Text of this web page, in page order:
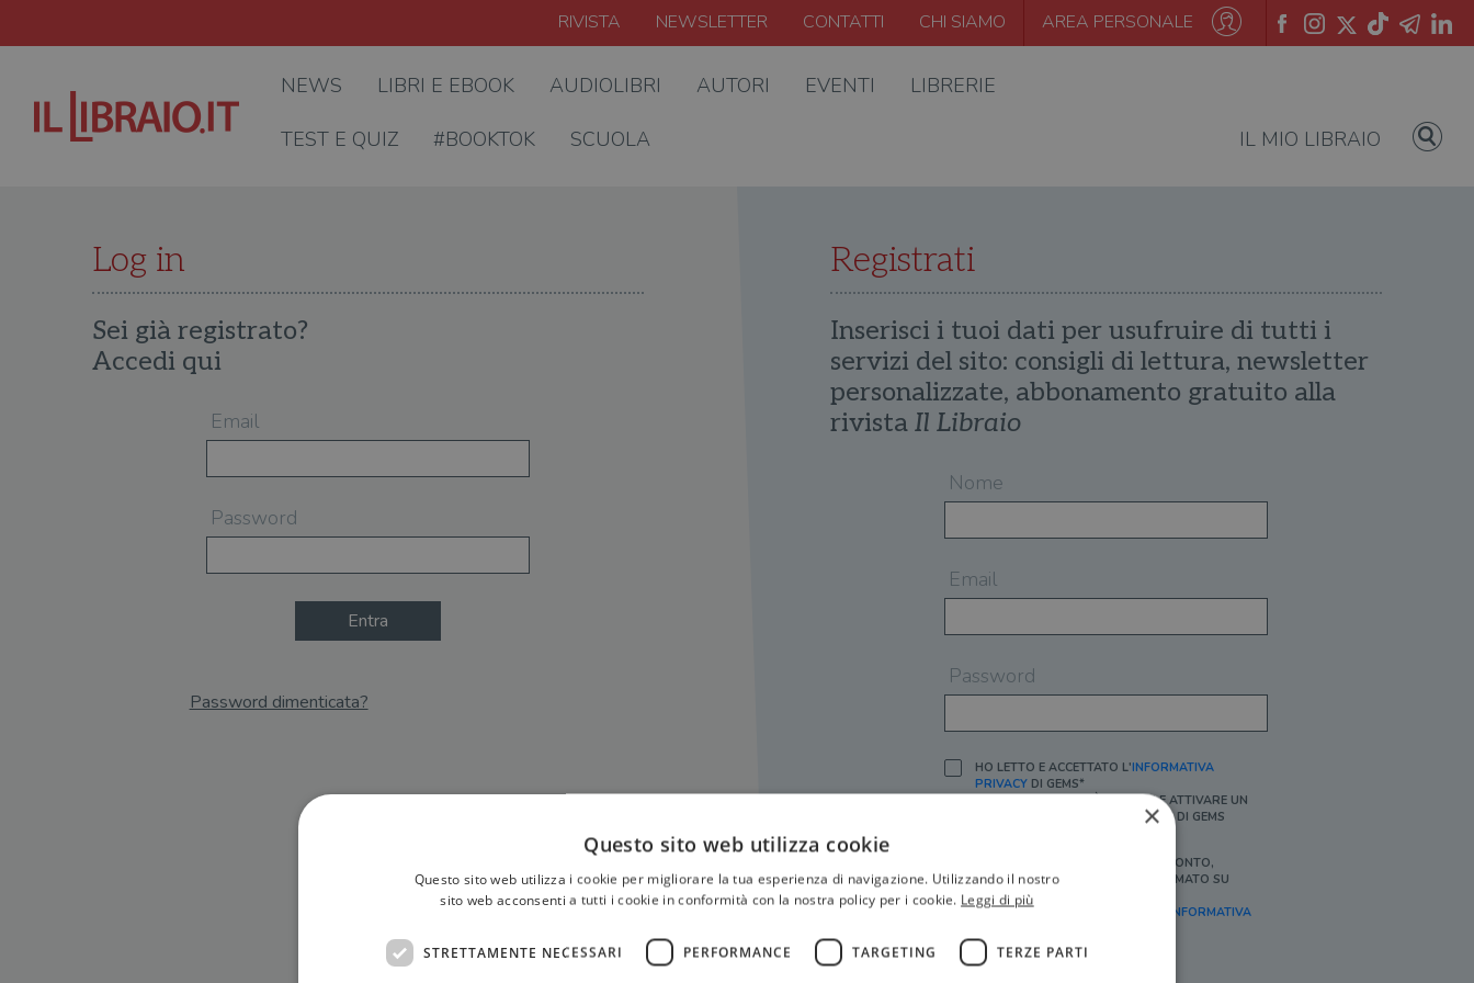
RIVISTA NEWSLETTER CONTATTI CHI SIAMO AREA PERSONALE
NEWS LIBRI E EBOOK AUDIOLIBRI AUTORI EVENTI LIBRERIE
TEST E QUIZ #BOOKTOK SCUOLA IL MIO LIBRAIO
Log in
Sei già registrato?
Accedi qui
Email
Password
Entra
Password dimenticata?
Registrati
Inserisci i tuoi dati per usufruire di tutti i
servizi del sito: consigli di lettura, newsletter
personalizzate, abbonamento gratuito alla
rivista Il Libraio
Nome
Email
Password
HO LETTO E ACCETTATO L'INFORMATIVA
PRIVACYDI GEMS*
IN MANCANZA NON È POSSIBILE ATTIVARE UN
ACCOUNT E/O RICEVERE I SERVIZI DI GEMS
SÌ, DESIDERO RICEVERE BUONI SCONTO,
OFFERTE SPECIALI, ESSERE INFORMATO SU
PROMOZIONI E NOVITÀ.
[FINALITÀ MARKETING, ART.2 (E),
INFORMATIVA
×
Questo sito web utilizza cookie
Questo sito web utilizza i cookie per migliorare la tua esperienza di navigazione. Utilizzando il nostro
sito web acconsenti a tutti i cookie in conformità con la nostra policy per i cookie. Leggi di più
STRETTAMENTE NECESSARI PERFORMANCE TARGETING TERZE PARTI